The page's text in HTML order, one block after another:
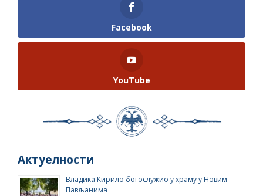
Facebook
YouTube
Актуелности
Владика Кирило богослужио у храму у Новим
Пављанима